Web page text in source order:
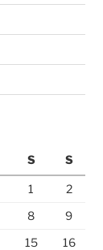
S S
1
2
8
9
15
16